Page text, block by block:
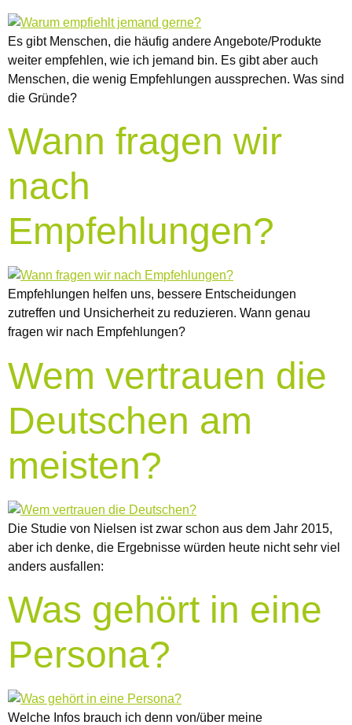
Es gibt Menschen, die häufig andere Angebote/Produkte
weiter empfehlen, wie ich jemand bin. Es gibt aber auch
Menschen, die wenig Empfehlungen aussprechen. Was sind
die Gründe?
Wann fragen wir
nach
Empfehlungen?
Empfehlungen helfen uns, bessere Entscheidungen
zutreffen und Unsicherheit zu reduzieren. Wann genau
fragen wir nach Empfehlungen?
Wem vertrauen die
Deutschen am
meisten?
Die Studie von Nielsen ist zwar schon aus dem Jahr 2015,
aber ich denke, die Ergebnisse würden heute nicht sehr viel
anders ausfallen:
Was gehört in eine
Persona?
Welche Infos brauch ich denn von/über meine